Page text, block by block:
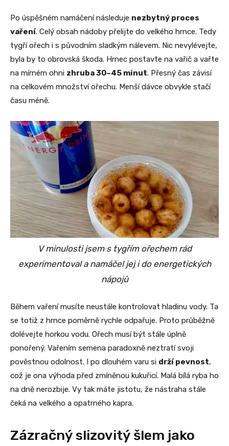
Po úspěšném namáčení následuje nezbytný proces
vaření. Celý obsah nádoby přelijte do velkého hrnce. Tedy
tygří ořech i s původním sladkým nálevem. Nic nevylévejte,
byla by to obrovská škoda. Hrnec postavte na vařič a vařte
na mírném ohni zhruba 30–45 minut. Přesný čas závisí
na celkovém množství ořechu. Menší dávce obvykle stačí
času méně.
V minulosti jsem s tygřím ořechem rád
experimentoval a namáčel jej i do energetických
nápojů
Během vaření musíte neustále kontrolovat hladinu vody. Ta
se totiž z hrnce poměrně rychle odpařuje. Proto průběžně
dolévejte horkou vodu. Ořech musí být stále úplně
ponořený. Vařením semena paradoxně neztratí svoji
pověstnou odolnost. I po dlouhém varu si drží pevnost,
což je ona výhoda před zmíněnou kukuřicí. Malá bílá ryba ho
na dně nerozbije. Vy tak máte jistotu, že nástraha stále
čeká na velkého a opatrného kapra.
Zázračný slizovitý šlem jako